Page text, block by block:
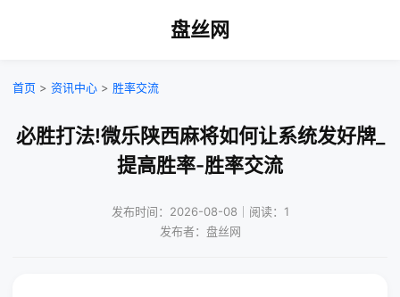
盘丝网
首页 > 资讯中心 > 胜率交流
必胜打法!微乐陕西麻将如何让系统发好牌_
提高胜率-胜率交流
发布时间：2026-08-08｜阅读：1
发布者：盘丝网